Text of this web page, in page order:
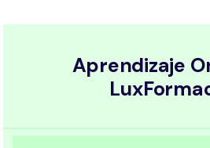
Aprendizaje